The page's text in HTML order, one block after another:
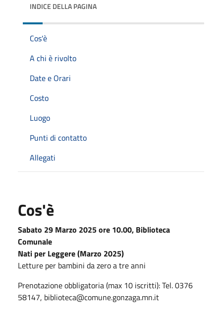
INDICE DELLA PAGINA
Cos'è
A chi è rivolto
Date e Orari
Costo
Luogo
Punti di contatto
Allegati
Cos'è
Sabato 29 Marzo 2025 ore 10.00, Biblioteca
Comunale
Nati per Leggere (Marzo 2025)
Letture per bambini da zero a tre anni
Prenotazione obbligatoria (max 10 iscritti): Tel. 0376
58147, biblioteca@comune.gonzaga.mn.it